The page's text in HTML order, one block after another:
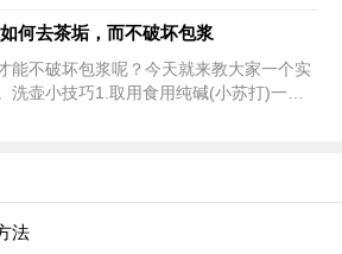
但是，一把段泥养成后变化很大，分外漂
何去茶垢，而不破坏包浆
能不破坏包浆呢？今天就来教大家一个实
洗壶小技巧1.取用食用纯碱(小苏打)一匙
法